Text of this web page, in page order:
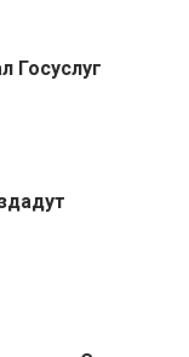
Госуслуг